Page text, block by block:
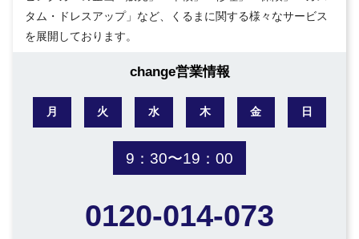
タム・ドレスアップ」など、くるまに関する様々なサービス
を展開しております。
change営業情報
月 火 水 木 金 日
9：30〜19：00
0120-014-073